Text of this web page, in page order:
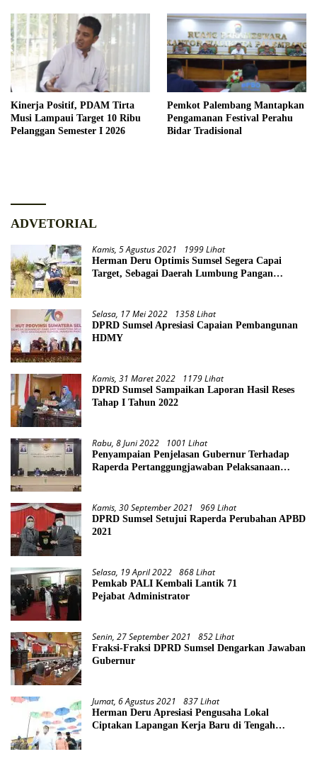
Kinerja Positif, PDAM Tirta
Musi Lampaui Target 10 Ribu
Pelanggan Semester I 2026
Pemkot Palembang Mantapkan
Pengamanan Festival Perahu
Bidar Tradisional
ADVETORIAL
Kamis, 5 Agustus 2021 1999 Lihat
Herman Deru Optimis Sumsel Segera Capai
Target, Sebagai Daerah Lumbung Pangan
Selasa, 17 Mei 2022 1358 Lihat
DPRD Sumsel Apresiasi Capaian Pembangunan
HDMY
Kamis, 31 Maret 2022 1179 Lihat
DPRD Sumsel Sampaikan Laporan Hasil Reses
Tahap I Tahun 2022
Rabu, 8 Juni 2022 1001 Lihat
Penyampaian Penjelasan Gubernur Terhadap
Raperda Pertanggungjawaban Pelaksanaan
Kamis, 30 September 2021 969 Lihat
DPRD Sumsel Setujui Raperda Perubahan APBD
2021
Selasa, 19 April 2022 868 Lihat
Pemkab PALI Kembali Lantik 71
Pejabat Administrator
Senin, 27 September 2021 852 Lihat
Fraksi-Fraksi DPRD Sumsel Dengarkan Jawaban
Gubernur
Jumat, 6 Agustus 2021 837 Lihat
Herman Deru Apresiasi Pengusaha Lokal
Ciptakan Lapangan Kerja Baru di Tengah